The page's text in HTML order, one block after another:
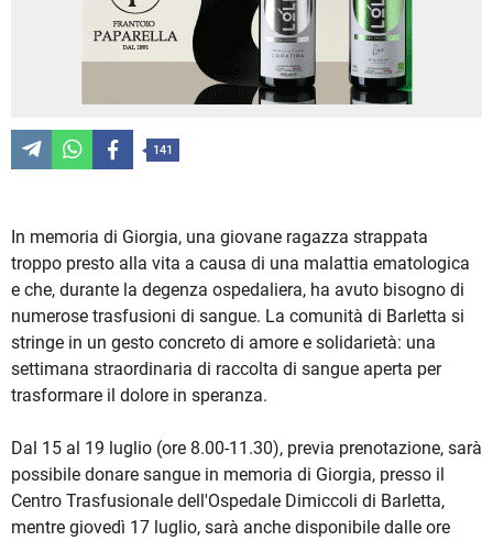
141
In memoria di Giorgia, una giovane ragazza strappata
troppo presto alla vita a causa di una malattia ematologica
e che, durante la degenza ospedaliera, ha avuto bisogno di
numerose trasfusioni di sangue. La comunità di Barletta si
stringe in un gesto concreto di amore e solidarietà: una
settimana straordinaria di raccolta di sangue aperta per
trasformare il dolore in speranza.
Dal 15 al 19 luglio (ore 8.00-11.30), previa prenotazione, sarà
possibile donare sangue in memoria di Giorgia, presso il
Centro Trasfusionale dell'Ospedale Dimiccoli di Barletta,
mentre giovedì 17 luglio, sarà anche disponibile dalle ore